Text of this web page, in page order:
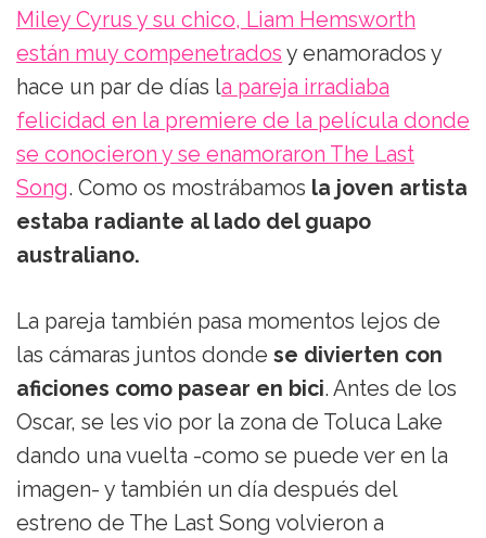
Miley Cyrus y su chico, Liam Hemsworth
están muy compenetrados y enamorados y
hace un par de días la pareja irradiaba
felicidad en la premiere de la película donde
se conocieron y se enamoraron The Last
Song. Como os mostrábamos la joven artista
estaba radiante al lado del guapo
australiano.
La pareja también pasa momentos lejos de
las cámaras juntos donde se divierten con
aficiones como pasear en bici. Antes de los
Oscar, se les vio por la zona de Toluca Lake
dando una vuelta -como se puede ver en la
imagen- y también un día después del
estreno de The Last Song volvieron a